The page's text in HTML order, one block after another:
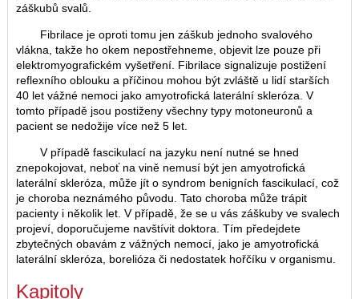
záškubů svalů.
Fibrilace je oproti tomu jen záškub jednoho svalového
vlákna, takže ho okem nepostřehneme, objevit lze pouze při
elektromyografickém vyšetření. Fibrilace signalizuje postižení
reflexního oblouku a příčinou mohou být zvláště u lidí starších
40 let vážné nemoci jako amyotrofická laterální skleróza. V
tomto případě jsou postiženy všechny typy motoneuronů a
pacient se nedožije více než 5 let.
V případě fascikulací na jazyku není nutné se hned
znepokojovat, neboť na vině nemusí být jen amyotrofická
laterální skleróza, může jít o syndrom benigních fascikulací, což
je choroba neznámého původu. Tato choroba může trápit
pacienty i několik let. V případě, že se u vás záškuby ve svalech
projeví, doporučujeme navštívit doktora. Tím předejdete
zbytečných obavám z vážných nemocí, jako je amyotrofická
laterální skleróza, borelióza či nedostatek hořčíku v organismu.
Kapitoly